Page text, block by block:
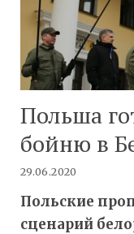
Польша
бойню в
29.06.2020
Польские
сценарий